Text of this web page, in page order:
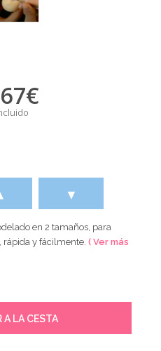
€
▼
en 2 tamaños, para
rápida y fácilmente.( Ver más
A LA CESTA